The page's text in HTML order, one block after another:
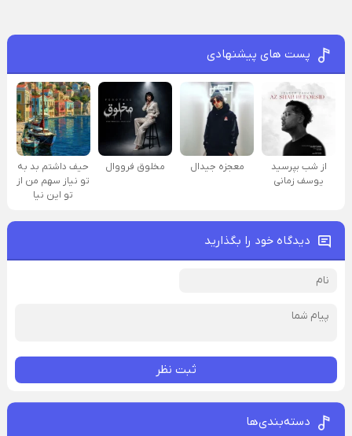
پست های پیشنهادی
از شب بپرسید
یوسف زمانی
معجزه جیدال مخلوق فرووال
حیف داشتم بد به
تو نیاز سهم من از
تو این نیا
دیدگاه خود را بگذارید
ثبت نظر
دسته‌بندی‌ها